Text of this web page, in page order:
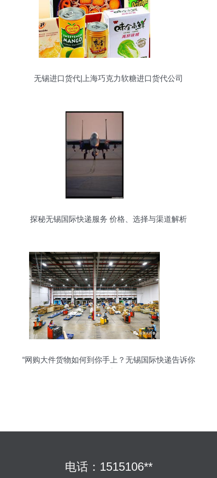
无锡进口货代|上海巧克力软糖进口货代公司
探秘无锡国际快递服务 价格、选择与渠道解析
“网购大件货物如何到你手上？无锡国际快递告诉你
电话：1515106**